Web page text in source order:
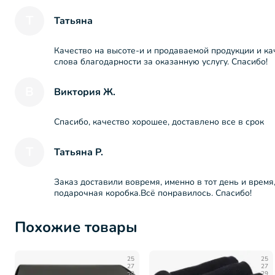
Татьяна
Качество на высоте-и и продаваемой продукции и
слова благодарности за оказанную услугу. Спасибо!
Виктория Ж.
Спасибо, качество хорошее, доставлено все в срок
Татьяна Р.
Заказ доставили вовремя, именно в тот день и
подарочная коробка.Всё понравилось. Спасибо!
Похожие товары
25
27
25
27